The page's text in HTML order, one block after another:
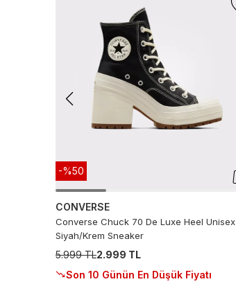
-%50
CONVERSE
Converse Chuck 70 De Luxe Heel Unisex
Siyah/Krem Sneaker
5.999 TL2.999 TL
Son 10 Günün En Düşük Fiyatı